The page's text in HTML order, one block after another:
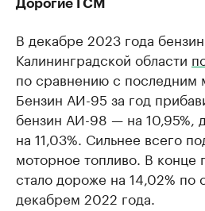
Дорогие ГСМ
В декабре 2023 года
Калининградской области
по сравнению с последним
Бензин АИ-95 за год
бензин АИ-98 — на 10,95%,
на 11,03%. Сильнее всего
моторное топливо. В конце
стало дороже на 14,02% по
декабрем 2022 года.